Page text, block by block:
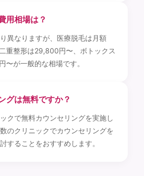
用相場は？
異なりますが、医療脱毛は月額
重整形は29,800円〜、ボトックス
〜が一般的な相場です。
グは無料ですか？
クで無料カウンセリングを実施し
のクリニックでカウンセリングを
することをおすすめします。